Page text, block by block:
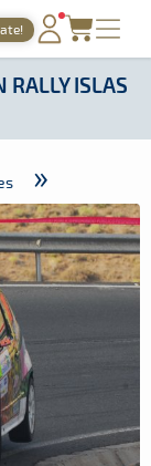
1999
PORTADA
ONLINE
AGENDA
GALERÍAS
TIENDA
ARCHIVO
RALLY ISLAS
»